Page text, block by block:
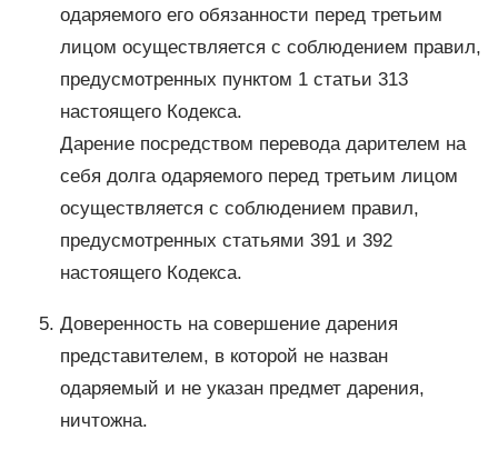
одаряемого его обязанности перед третьим
лицом осуществляется с соблюдением правил,
предусмотренных пунктом 1 статьи 313
настоящего Кодекса.
Дарение посредством перевода дарителем на
себя долга одаряемого перед третьим лицом
осуществляется с соблюдением правил,
предусмотренных статьями 391 и 392
настоящего Кодекса.
Доверенность на совершение дарения
представителем, в которой не назван
одаряемый и не указан предмет дарения,
ничтожна.